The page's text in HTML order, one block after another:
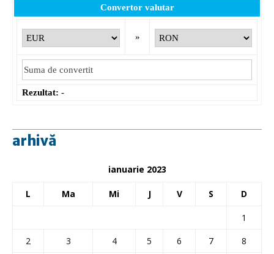
Convertor valutar
»
Rezultat: -
arhivă
ianuarie 2023
L Ma Mi J V S D
1
2
3 4 5 6 7
8